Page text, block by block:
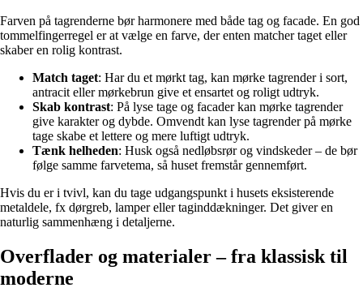
Farven på tagrenderne bør harmonere med både tag og facade. En god
tommelfingerregel er at vælge en farve, der enten matcher taget eller
skaber en rolig kontrast.
Match taget: Har du et mørkt tag, kan mørke tagrender i sort,
antracit eller mørkebrun give et ensartet og roligt udtryk.
Skab kontrast: På lyse tage og facader kan mørke tagrender
give karakter og dybde. Omvendt kan lyse tagrender på mørke
tage skabe et lettere og mere luftigt udtryk.
Tænk helheden: Husk også nedløbsrør og vindskeder – de bør
følge samme farvetema, så huset fremstår gennemført.
Hvis du er i tvivl, kan du tage udgangspunkt i husets eksisterende
metaldele, fx dørgreb, lamper eller taginddækninger. Det giver en
naturlig sammenhæng i detaljerne.
Overflader og materialer – fra klassisk til
moderne